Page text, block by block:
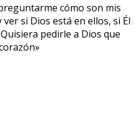
cómo son mis
si Dios está en ellos, si Él
pedirle a Dios que